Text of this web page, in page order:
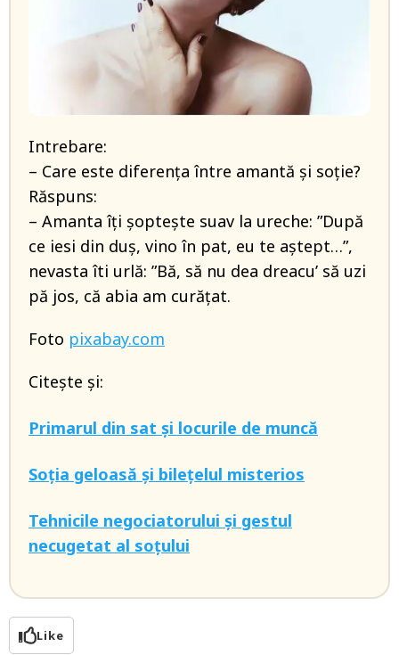
Intrebare:
– Care este diferența între amantă și soție?
Răspuns:
– Amanta îți șoptește suav la ureche: ”După
ce iesi din duș, vino în pat, eu te aștept…”,
nevasta îti urlă: ”Bă, să nu dea dreacu’ să uzi
pă jos, că abia am curățat.
Foto pixabay.com
Citește și:
Primarul din sat și locurile de muncă
Soția geloasă și bilețelul misterios
Tehnicile negociatorului și gestul
necugetat al soțului
Like